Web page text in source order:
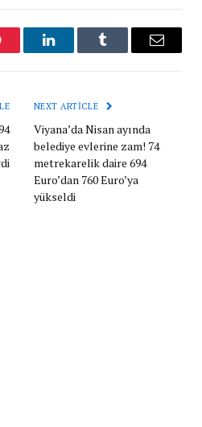
LinkedInTumblr Email
NEXT ARTICLE
Viyana’da Nisan ayında
belediye evlerine zam! 74
metrekarelik daire 694
Euro’dan 760 Euro’ya
yükseldi